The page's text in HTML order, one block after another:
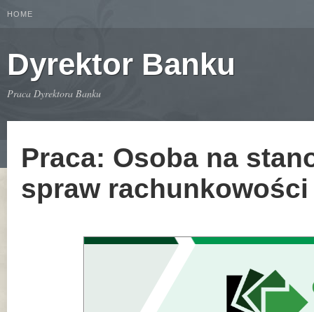
HOME
Dyrektor Banku
Praca Dyrektora Banku
Praca: Osoba na
spraw rachunkowości